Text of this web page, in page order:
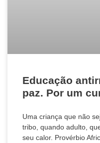
Educação
paz. Por um
Uma criança que não
tribo, quando adulto,
seu calor. Provérbio